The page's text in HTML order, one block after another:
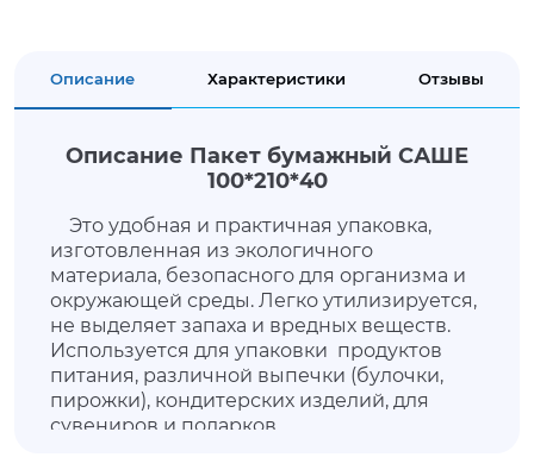
Описание Характеристики Отзывы
Описание Пакет бумажный САШЕ
100*210*40
Это удобная и практичная упаковка,
изготовленная из экологичного
материала, безопасного для организма и
окружающей среды. Легко утилизируется,
не выделяет запаха и вредных веществ.
Используется для упаковки продуктов
питания, различной выпечки (булочки,
пирожки), кондитерских изделий, для
сувениров и подарков.